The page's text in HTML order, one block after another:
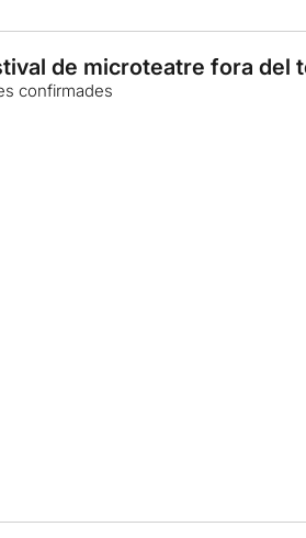
de microteatre fora del
confirmades